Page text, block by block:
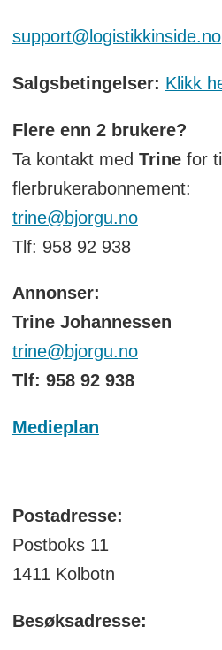
support@logistikkinside.no
Salgsbetingelser: Klikk
Flere enn 2 brukere?
Ta kontakt med Trinefor
flerbrukerabonnement:
trine@bjorgu.no
Tlf: 958 92 938
Annonser:
Trine Johannessen
trine@bjorgu.no
Tlf: 958 92 938
Medieplan
Postadresse:
Postboks 11
1411 Kolbotn
Besøksadresse: